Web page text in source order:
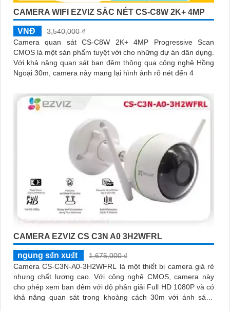
CAMERA WIFI EZVIZ SẮC NÉT CS-C8W 2K+ 4MP
VNĐ
3,540,000 ₫
Camera quan sát CS-C8W 2K+ 4MP Progressive Scan
CMOS là một sản phẩm tuyệt vời cho những dự án dân dụng.
Với khả năng quan sát ban đêm thông qua công nghệ Hồng
Ngoại 30m, camera này mang lại hình ảnh rõ nét đến 4
CAMERA EZVIZ CS C3N A0 3H2WFRL
ngung s₫n xu₫t
1,675,000 ₫
Camera CS-C3N-A0-3H2WFRL là một thiết bị camera giá rẻ
nhưng chất lượng cao. Với công nghệ CMOS, camera này
cho phép xem ban đêm với độ phân giải Full HD 1080P và có
khả năng quan sát trong khoảng cách 30m với ánh sáng